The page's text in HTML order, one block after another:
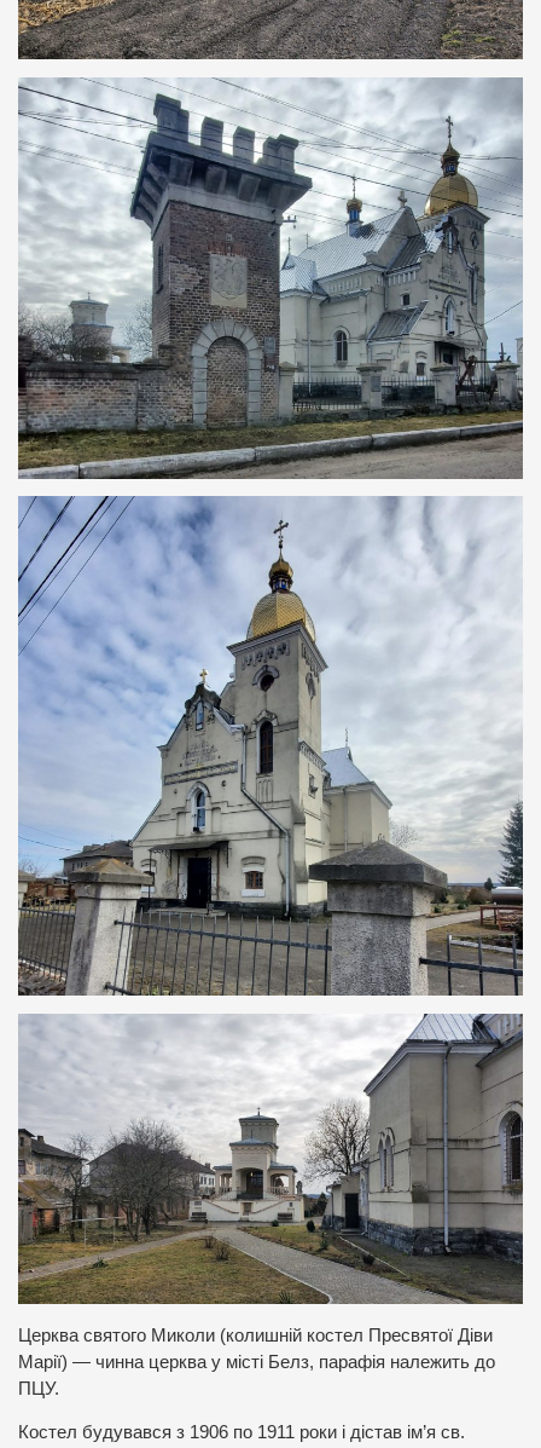
Церква святого Миколи (колишній костел Пресвятої Діви
Марії) — чинна церква у місті Белз, парафія належить до
ПЦУ.
Костел будувався з 1906 по 1911 роки і дістав ім’я св.